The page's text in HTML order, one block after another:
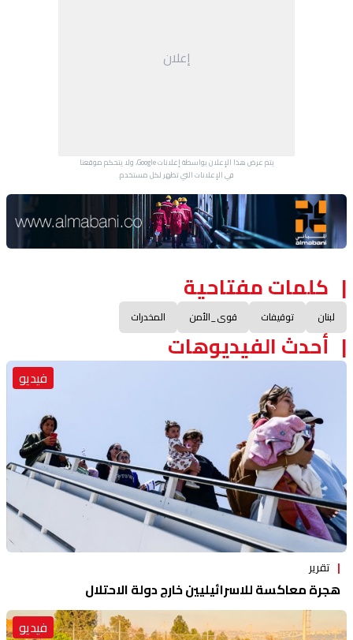
إعلان
يتم عرض هذا الإعلان بواسطة إعلانات Google، ولا يتحكم موقعنا
في الإعلانات التي تظهر لكل مستخدم.
Advertisement Section
كلمات مفتاحية
لبنان توقيفات قوى_الأمن المخدرات
أحدث الفيديوهات
فيديو
تقرير
هجرة معاكسة للاسرائيليين خارج دولة الاحتلال
فيديو